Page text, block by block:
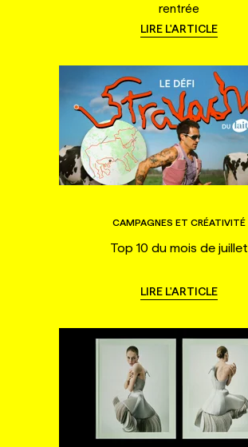
rentrée
LIRE L'ARTICLE
CAMPAGNES ET CRÉATIVITÉ
Top 10 du mois de juillet
LIRE L'ARTICLE